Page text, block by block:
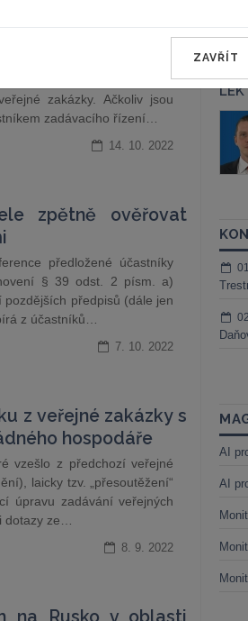
zakázek
včas a za tím účelem bude
který bude disponovat
zakázky. Ačkoliv jsou
zadávacího řízení…
14. 10. 2022
zpětně ověřovat
předložené účastníky
§ 39 odst. 2 písm. a)
předpisů (dále jen
z účastníků…
7. 10. 2022
z veřejné zakázky s
hospodáře
vzešlo z předchozí veřejné
laicky tzv. „přesoutěžení“
úpravu zadávání veřejných
dotazy ze…
8. 9. 2022
JUDr. Martin Maisner, Ph.D.,
AI
AI
ZAVŘÍT